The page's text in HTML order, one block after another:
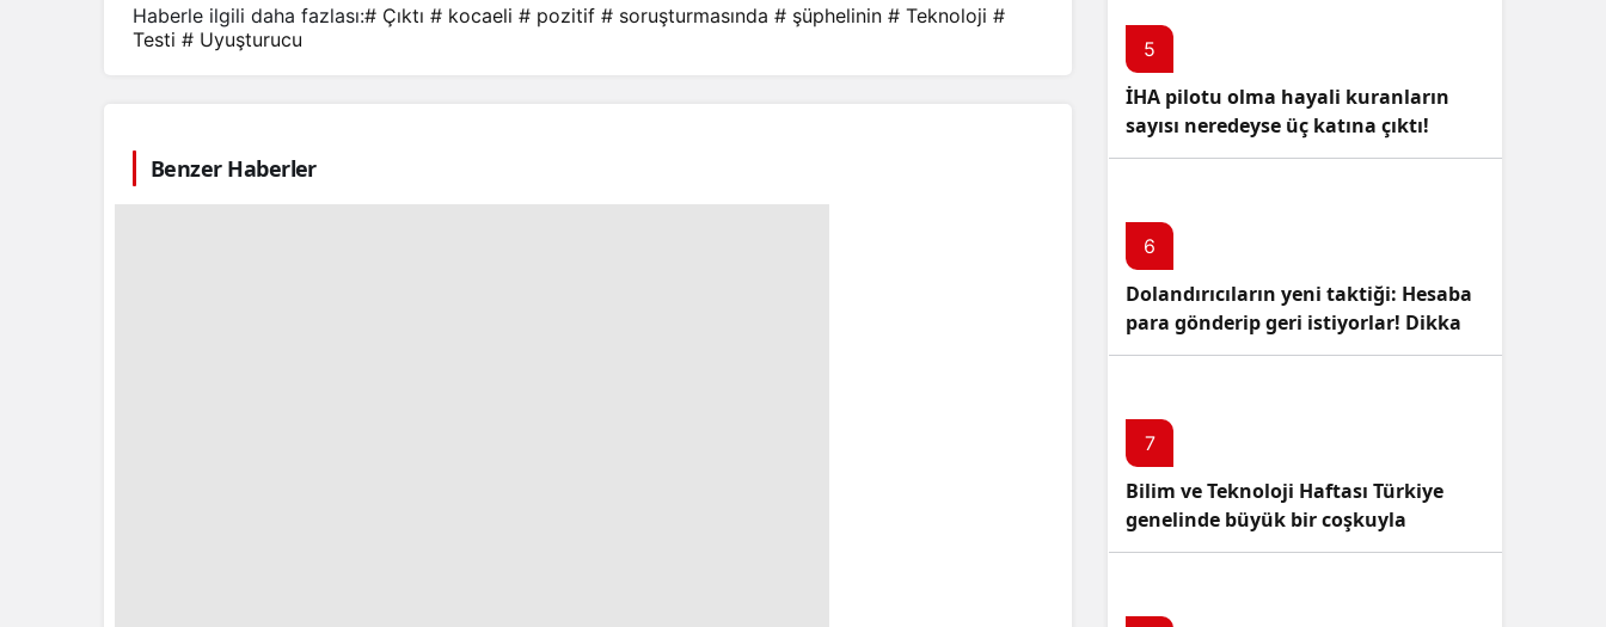
Haberle ilgili daha fazlası:# Çıktı # kocaeli # pozitif # soruşturmasında # şüphelinin # Teknoloji #
Testi # Uyuşturucu
Benzer Haberler
5
İHA pilotu olma hayali kuranların
sayısı neredeyse üç katına çıktı!
6
Dolandırıcıların yeni taktiği: Hesaba
para gönderip geri istiyorlar! Dikkat
Edin!
7
Bilim ve Teknoloji Haftası Türkiye
genelinde büyük bir coşkuyla
kutlandı: İşte Etkinlikler ve